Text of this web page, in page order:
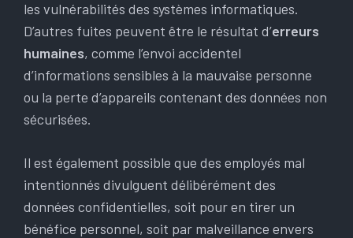
les vulnérabilités des systèmes informatiques.
D’autres fuites peuvent être le résultat d’erreurs
humaines, comme l’envoi accidentel
d’informations sensibles à la mauvaise personne
ou la perte d’appareils contenant des données non
sécurisées.
Il est également possible que des employés mal
intentionnés divulguent délibérément des
données confidentielles, soit pour en tirer un
bénéfice personnel, soit par malveillance envers